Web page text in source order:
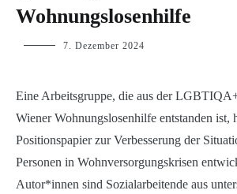
Wohnungslosenhilfe
p.geschwendtner7. Dezember 2024
Eine Arbeitsgruppe, die aus der
Wiener Wohnungslosenhilfe entstanden ist,
Positionspapier zur Verbesserung der
Personen in Wohnversorgungskrisen
Autor*innen sind Sozialarbeitende aus